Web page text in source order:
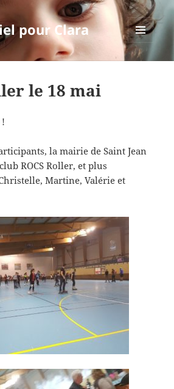
pour Clara
MENU
ET
le 18 mai
la mairie de Saint Jean
ROCS Roller, et plus
Martine, Valérie et